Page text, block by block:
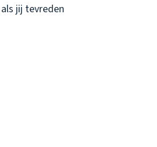
jij tevreden